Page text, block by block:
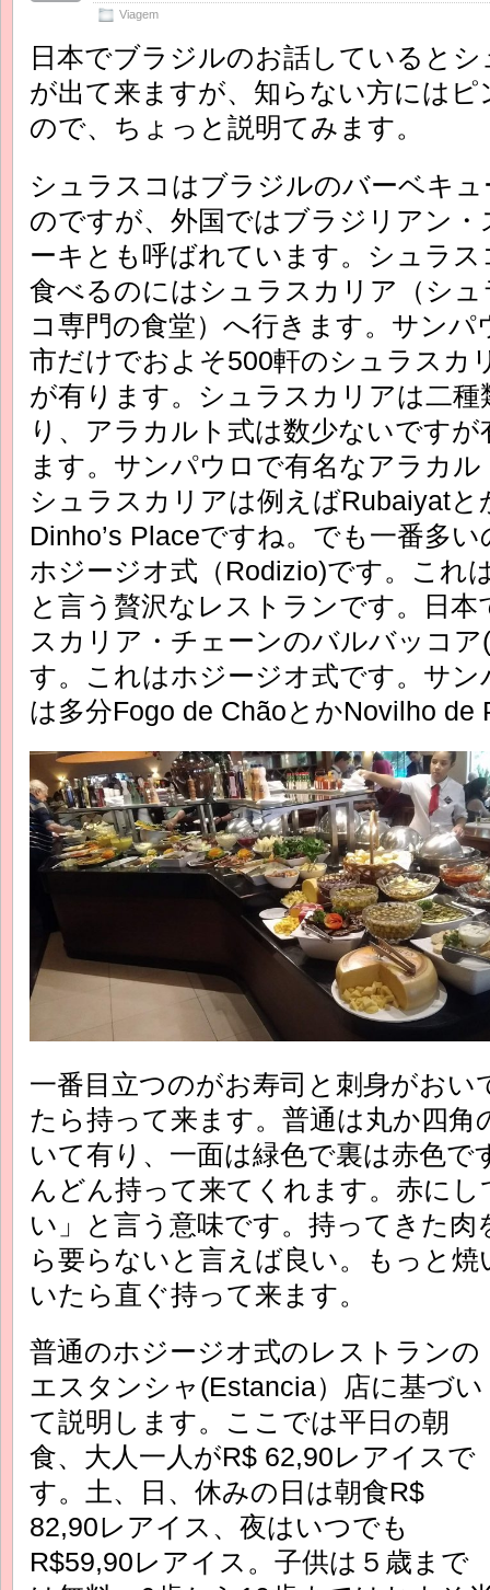
Viagem
日本でブラジルのお話していると
が出て来ますが、知らない方には
ので、ちょっと説明てみます。
シュラスコはブラジルのバーベキュ
のですが、外国ではブラジリアン・
ーキとも呼ばれています。シュラス
食べるのにはシュラスカリア（シュ
コ専門の食堂）へ行きます。サンパ
市だけでおよそ500軒のシュラスカ
が有ります。シュラスカリアは二種
り、アラカルト式は数少ないですが
ます。サンパウロで有名なアラカル
シュラスカリアは例えばRubaiyatと
Dinho’s Placeですね。でも一番多い
ホジージオ式（Rodizio)です。これ
と言う贅沢なレストランです。日
スカリア・チェーンのバルバッコ
す。これはホジージオ式です。サ
は多分Fogo de ChãoとかNovilho de
一番目立つのがお寿司と刺身がおい
たら持って来ます。普通は丸か四
いて有り、一面は緑色で裏は赤色で
んどん持って来てくれます。赤に
い」と言う意味です。持ってきた
ら要らないと言えば良い。もっと
いたら直ぐ持って来ます。
普通のホジージオ式のレストランの
エスタンシャ(Estancia）店に基づい
て説明します。ここでは平日の朝
食、大人一人がR$ 62,90レアイスで
す。土、日、休みの日は朝食R$
82,90レアイス、夜はいつでも
R$59,90レアイス。子供は５歳まで